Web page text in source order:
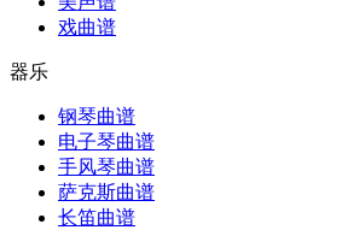
戏曲谱
器乐
钢琴曲谱
电子琴曲谱
手风琴曲谱
萨克斯曲谱
长笛曲谱